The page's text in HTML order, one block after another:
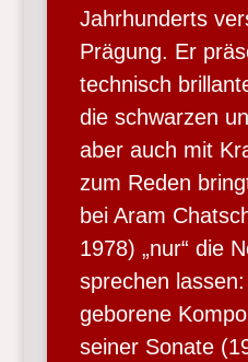
Jahrhunderts
Prägung. Er
technisch
die schwarzen
aber auch mit
zum Reden
bei Aram
1978) „nur“ die
sprechen
geborene
seiner Sonate